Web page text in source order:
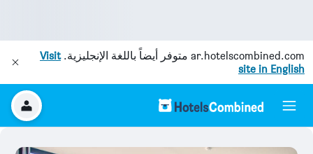
ar.hotelscombined.com متوفر أيضاً باللغة الإنجليزية.Visit
site in English